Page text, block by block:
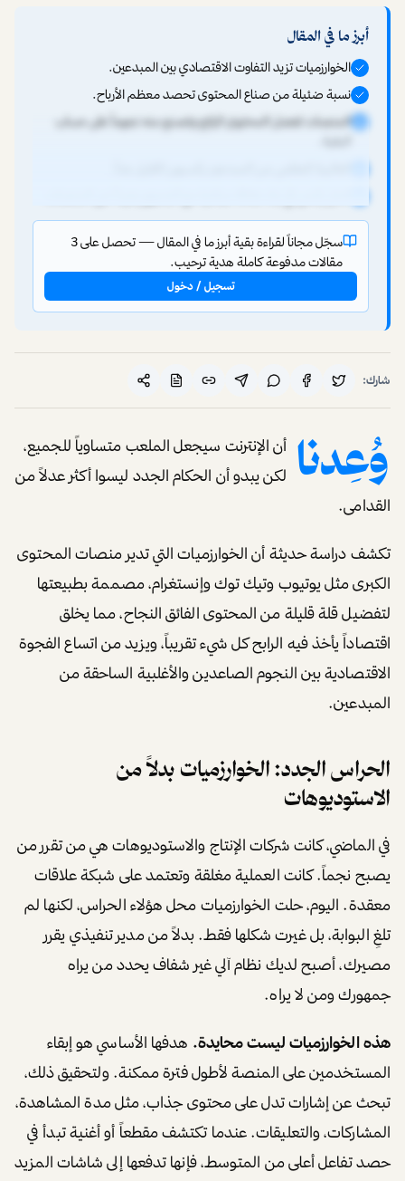
أبرز ما في المقال
الخوارزميات تزيد التفاوت الاقتصادي بين المبدعين.
نسبة ضئيلة من صناع المحتوى تحصد معظم الأرباح.
المنصات تفضل المحتوى الرائج وتصنع منه نجوماً على حساب
سجّل مجاناً لقراءة بقية أبرز ما في المقال — تحصل على 3
مقالات مدفوعة كاملة هدية ترحيب.
تسجيل / دخول
شارك:
وُعِدنا أن الإنترنت سيجعل الملعب متساوياً للجميع،
لكن يبدو أن الحكام الجدد ليسوا أكثر عدلاً من
القدامى.
تكشف دراسة حديثة أن الخوارزميات التي تدير منصات المحتوى
الكبرى مثل يوتيوب وتيك توك وإنستغرام، مصممة بطبيعتها
لتفضيل قلة قليلة من المحتوى الفائق النجاح، مما يخلق
اقتصاداً يأخذ فيه الرابح كل شيء تقريباً، ويزيد من اتساع الفجوة
الاقتصادية بين النجوم الصاعدين والأغلبية الساحقة من
المبدعين.
الحراس الجدد: الخوارزميات بدلاً من
الاستوديوهات
في الماضي، كانت شركات الإنتاج والاستوديوهات هي من تقرر من
يصبح نجماً. كانت العملية مغلقة وتعتمد على شبكة علاقات
معقدة. اليوم، حلت الخوارزميات محل هؤلاء الحراس، لكنها لم
تلغِ البوابة، بل غيرت شكلها فقط. بدلاً من مدير تنفيذي يقرر
مصيرك، أصبح لديك نظام آلي غير شفاف يحدد من يراه
جمهورك ومن لا يراه.
هذه الخوارزميات ليست محايدة. هدفها الأساسي هو إبقاء
المستخدمين على المنصة لأطول فترة ممكنة. ولتحقيق ذلك،
تبحث عن إشارات تدل على محتوى جذاب، مثل مدة المشاهدة،
المشاركات، والتعليقات. عندما تكتشف مقطعاً أو أغنية تبدأ في
حصد تفاعل أعلى من المتوسط، فإنها تدفعها إلى شاشات المزيد